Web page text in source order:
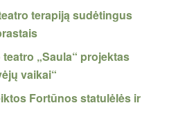
terapiją sudėtingus
„Saula“ projektas
vaikai“
Fortūnos statulėlės ir